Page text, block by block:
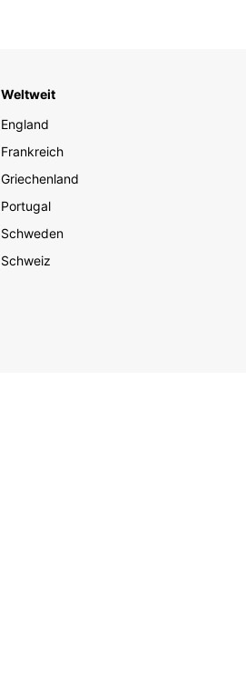
Weltweit
England
Frankreich
Griechenland
Portugal
Schweden
Schweiz